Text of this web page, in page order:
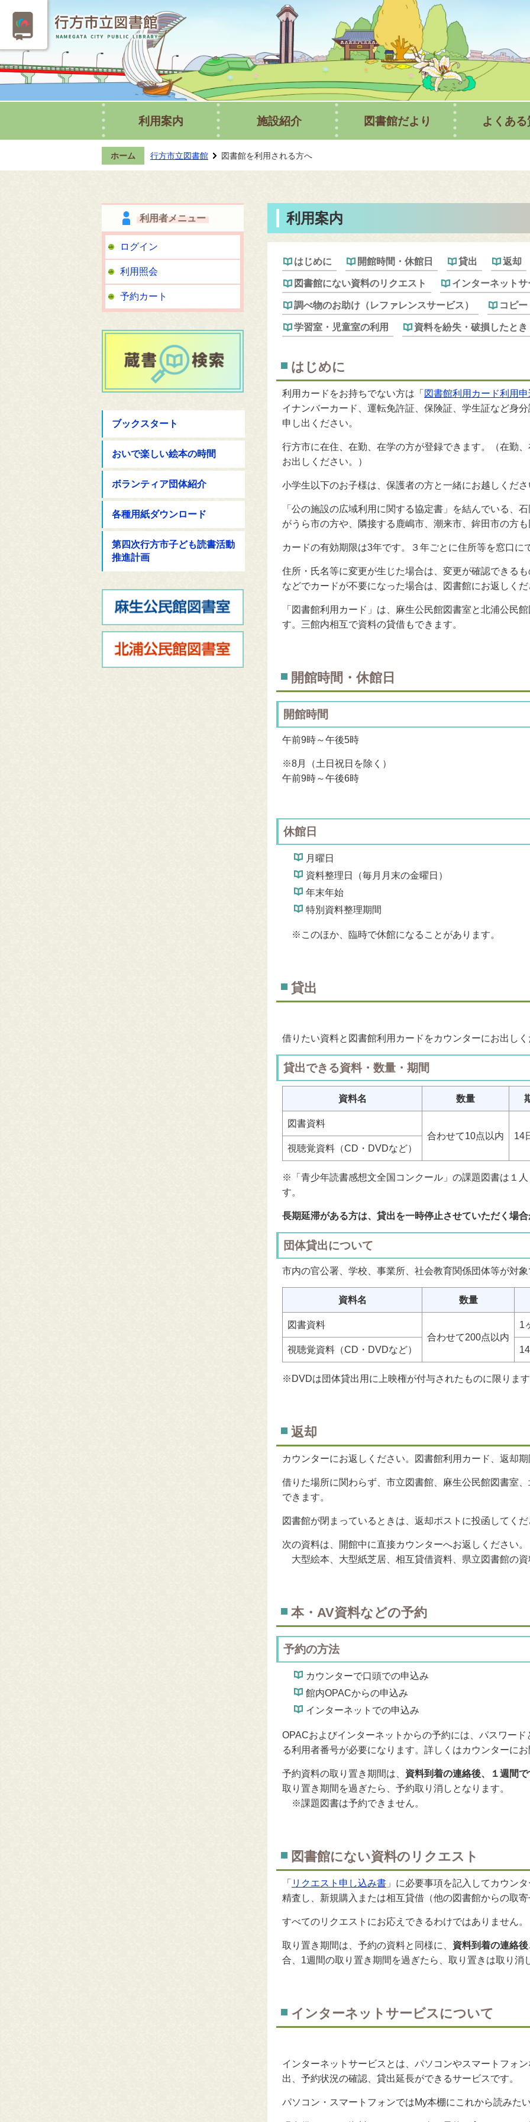
利用案内 施設紹介 図書館だより よくある
ホーム 行方市立図書館 図書館を利用される方へ
利用者メニュー
ログイン
利用照会
予約カート
ブックスタート
おいで楽しい絵本の時間
ボランティア団体紹介
各種用紙ダウンロード
第四次行方市子ども読書活動
推進計画
利用案内
はじめに 開館時間・休館日 貸出 返却
図書館にない資料のリクエスト インターネット
調べ物のお助け（レファレンスサービス） コピ
学習室・児童室の利用 資料を紛失・破損したとき
はじめに
利用カードをお持ちでない方は「 図書館利用カード利用
イナンバーカード、運転免許証、保険証、学生証など身
申し出ください。
行方市に在住、在勤、在学の方が登録できます。（在勤
お出しください。）
小学生以下のお子様は、保護者の方と一緒にお越しくだ
「公の施設の広域利用に関する協定書」を結んでいる、
がうら市の方や、隣接する鹿嶋市、潮来市、鉾田市の方
カードの有効期限は3年です。３年ごとに住所等を窓口に
住所・氏名等に変更が生じた場合は、変更が確認できる
などでカードが不要になった場合は、図書館にお返しく
「図書館利用カード」は、麻生公民館図書室と北浦公民
す。三館内相互で資料の貸借もできます。
開館時間・休館日
開館時間
午前9時～午後5時
※8月（土日祝日を除く）
午前9時～午後6時
休館日
月曜日
資料整理日（毎月月末の金曜日）
年末年始
特別資料整理期間
※このほか、臨時で休館になることがあります。
貸出
借りたい資料と図書館利用カードをカウンターにお出し
貸出できる資料・数量・期間
資料名 数量
図書資料
合わせて10点以内
14
視聴覚資料（CD・DVDなど）
※「青少年読書感想文全国コンクール」の課題図書は１
す。
長期延滞がある方は、貸出を一時停止させていただく場
団体貸出について
市内の官公署、学校、事業所、社会教育関係団体等が対
資料名 数量
図書資料
合わせて200点以内
1
視聴覚資料（CD・DVDなど）
※DVDは団体貸出用に上映権が付与されたものに限りま
返却
カウンターにお返しください。図書館利用カード、返却
借りた場所に関わらず、市立図書館、麻生公民館図書室
できます。
図書館が閉まっているときは、返却ポストに投函してく
次の資料は、開館中に直接カウンターへお返しください。
大型絵本、大型紙芝居、相互貸借資料、県立図書館の資
本・AV資料などの予約
予約の方法
カウンターで口頭での申込み
館内OPACからの申込み
インターネットでの申込み
OPACおよびインターネットからの予約には、パスワー
る利用者番号が必要になります。詳しくはカウンターに
予約資料の取り置き期間は、 資料到着の連絡後、１週間
取り置き期間を過ぎたら、予約取り消しとなります。
※課題図書は予約できません。
図書館にない資料のリクエスト
「 リクエスト申し込み書 」に必要事項を記入してカウン
精査し、新規購入または相互貸借（他の図書館からの取
すべてのリクエストにお応えできるわけではありません。
取り置き期間は、予約の資料と同様に、 資料到着の連絡
合、1週間の取り置き期間を過ぎたら、取り置きは取り消
インターネットサービスについて
インターネットサービスとは、パソコンやスマートフォ
出、予約状況の確認、貸出延長ができるサービスです。
パソコン・スマートフォンではMy本棚にこれから読みた